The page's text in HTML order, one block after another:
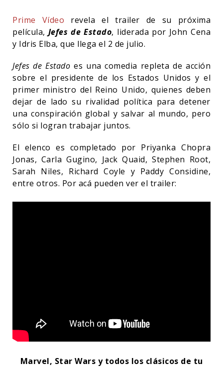
Prime Vídeo revela el trailer de su próxima
película, Jefes de Estado, liderada por John Cena
y Idris Elba, que llega el 2 de julio.
Jefes de Estado es una comedia repleta de acción
sobre el presidente de los Estados Unidos y el
primer ministro del Reino Unido, quienes deben
dejar de lado su rivalidad política para detener
una conspiración global y salvar al mundo, pero
sólo si logran trabajar juntos.
El elenco es completado por Priyanka Chopra
Jonas, Carla Gugino, Jack Quaid, Stephen Root,
Sarah Niles, Richard Coyle y Paddy Considine,
entre otros. Por acá pueden ver el trailer:
Marvel, Star Wars y todos los clásicos de tu